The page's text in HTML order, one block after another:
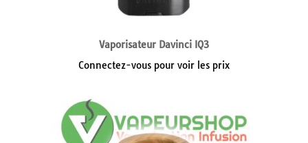
Vaporisateur Davinci IQ3
Connectez-vous pour voir les prix